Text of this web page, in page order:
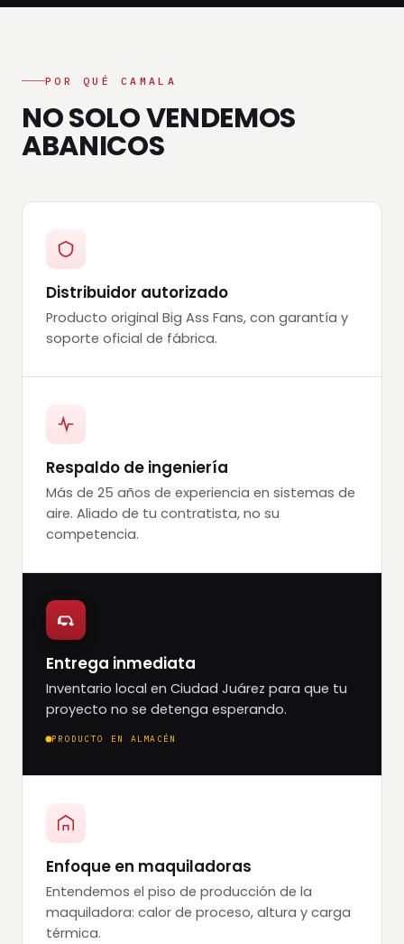
POR QUÉ CAMALA
NO SOLO VENDEMOS
ABANICOS
Distribuidor autorizado
Producto original Big Ass Fans, con garantía y
soporte oficial de fábrica.
Respaldo de ingeniería
Más de 25 años de experiencia en sistemas de
aire. Aliado de tu contratista, no su
competencia.
Entrega inmediata
Inventario local en Ciudad Juárez para que tu
proyecto no se detenga esperando.
PRODUCTO EN ALMACÉN
Enfoque en maquiladoras
Entendemos el piso de producción de la
maquiladora: calor de proceso, altura y carga
térmica.